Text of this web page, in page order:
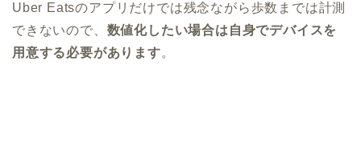
Uber Eatsのアプリだけでは残念ながら歩数までは計測
できないので、 数値化したい場合は自身でデバイスを
用意する必要があります。